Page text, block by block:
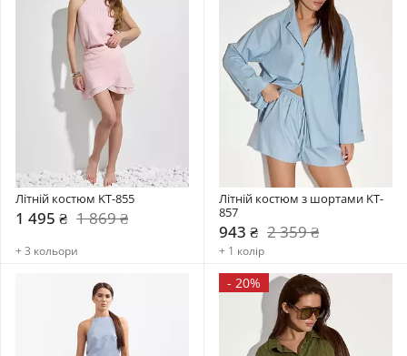
Літній костюм KT-855
1 495 ₴ 1 869 ₴
+ 3 кольори
Літній костюм з шортами KT-
857
943 ₴ 2 359 ₴
+ 1 колір
- 20%